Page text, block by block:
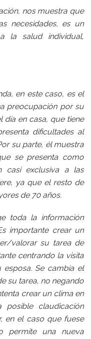
nos muestra que
necesidades, es un
la salud individual,
en este caso, es el
preocupación por su
día en casa, que tiene
dificultades al
su parte, él muestra
se presenta como
casi exclusiva a las
ya que el resto de
de 70 años.
toda la información
importante crear un
valorar su tarea de
centrando la visita
Se cambia el
su tarea, no negando
crear un clima en
claudicación
en el caso que fuese
permite una nueva